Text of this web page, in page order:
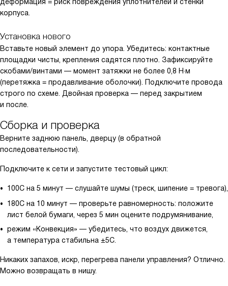
деформация = риск повреждения уплотнителей и стенки
корпуса.
Установка нового
Вставьте новый элемент до упора. Убедитесь: контактные
площадки чисты, крепления садятся плотно. Зафиксируйте
скобами/винтами — момент затяжки не более 0,8 Н·м
(перетяжка = продавливание оболочки). Подключите провода
строго по схеме. Двойная проверка — перед закрытием
и после.
Сборка и проверка
Верните заднюю панель, дверцу (в обратной
последовательности).
Подключите к сети и запустите тестовый цикл:
100C на 5 минут — слушайте шумы (треск, шипение = тревога),
180C на 10 минут — проверьте равномерность: положите
лист белой бумаги, через 5 мин оцените подрумянивание,
режим «Конвекция» — убедитесь, что воздух движется,
а температура стабильна ±5C.
Никаких запахов, искр, перегрева панели управления? Отлично.
Можно возвращать в нишу.